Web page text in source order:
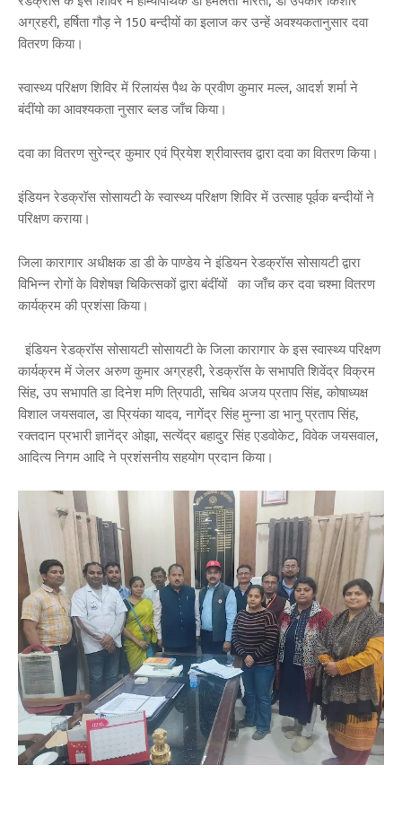
अग्रहरी, हर्षिता गौड़ ने 150 बन्दीयों का इलाज कर उन्हें अवश्यकतानुसार दवा
वितरण किया।
स्वास्थ्य परिक्षण शिविर में रिलायंस पैथ के प्रवीण कुमार मल्ल, आदर्श शर्मा ने
बंदींयो का आवश्यकता नुसार ब्लड जाँच किया।
दवा का वितरण सुरेन्द्र कुमार एवं प्रियेश श्रीवास्तव द्वारा दवा का वितरण किया।
इंडियन रेडक्रॉस सोसायटी के स्वास्थ्य परिक्षण शिविर में उत्साह पूर्वक बन्दीयों ने
परिक्षण कराया।
जिला कारागार अधीक्षक डा डी के पाण्डेय ने इंडियन रेडक्रॉस सोसायटी द्वारा
विभिन्न रोगों के विशेषज्ञ चिकित्सकों द्वारा बंदींयों का जाँच कर दवा चश्मा वितरण
कार्यक्रम की प्रशंसा किया।
इंडियन रेडक्रॉस सोसायटी सोसायटी के जिला कारागार के इस स्वास्थ्य परिक्षण
कार्यक्रम में जेलर अरुण कुमार अग्रहरी, रेडक्रॉस के सभापति शिवेंद्र विक्रम
सिंह, उप सभापति डा दिनेश मणि त्रिपाठी, सचिव अजय प्रताप सिंह, कोषाध्यक्ष
विशाल जयसवाल, डा प्रियंका यादव, नागेंद्र सिंह मुन्ना डा भानु प्रताप सिंह,
रक्तदान प्रभारी ज्ञानेंद्र ओझा, सत्येंद्र बहादुर सिंह एडवोकेट, विवेक जयसवाल,
आदित्य निगम आदि ने प्रशंसनीय सहयोग प्रदान किया।